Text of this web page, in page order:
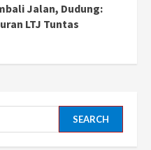
Jalan, Dudung:
LTJ Tuntas